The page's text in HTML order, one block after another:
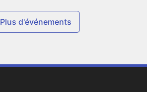
Plus d'événements